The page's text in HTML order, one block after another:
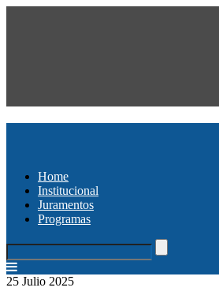
Home
Institucional
Juramentos
Programas
25 Julio 2025